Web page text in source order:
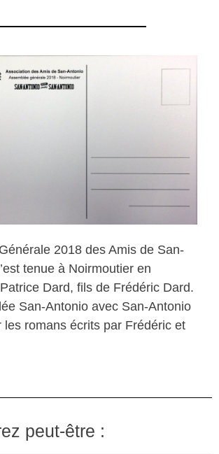
2018 des Amis de San-
tenue à Noirmoutier en
Dard, fils de Frédéric Dard.
San-Antonio avec San-Antonio
les romans écrits par Frédéric et
peut-être :